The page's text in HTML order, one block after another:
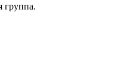
группа.